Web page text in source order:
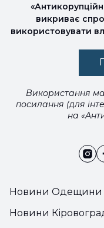
Новини Одещини
Новини
викриває
використовувати
Використання
посилання (для
на